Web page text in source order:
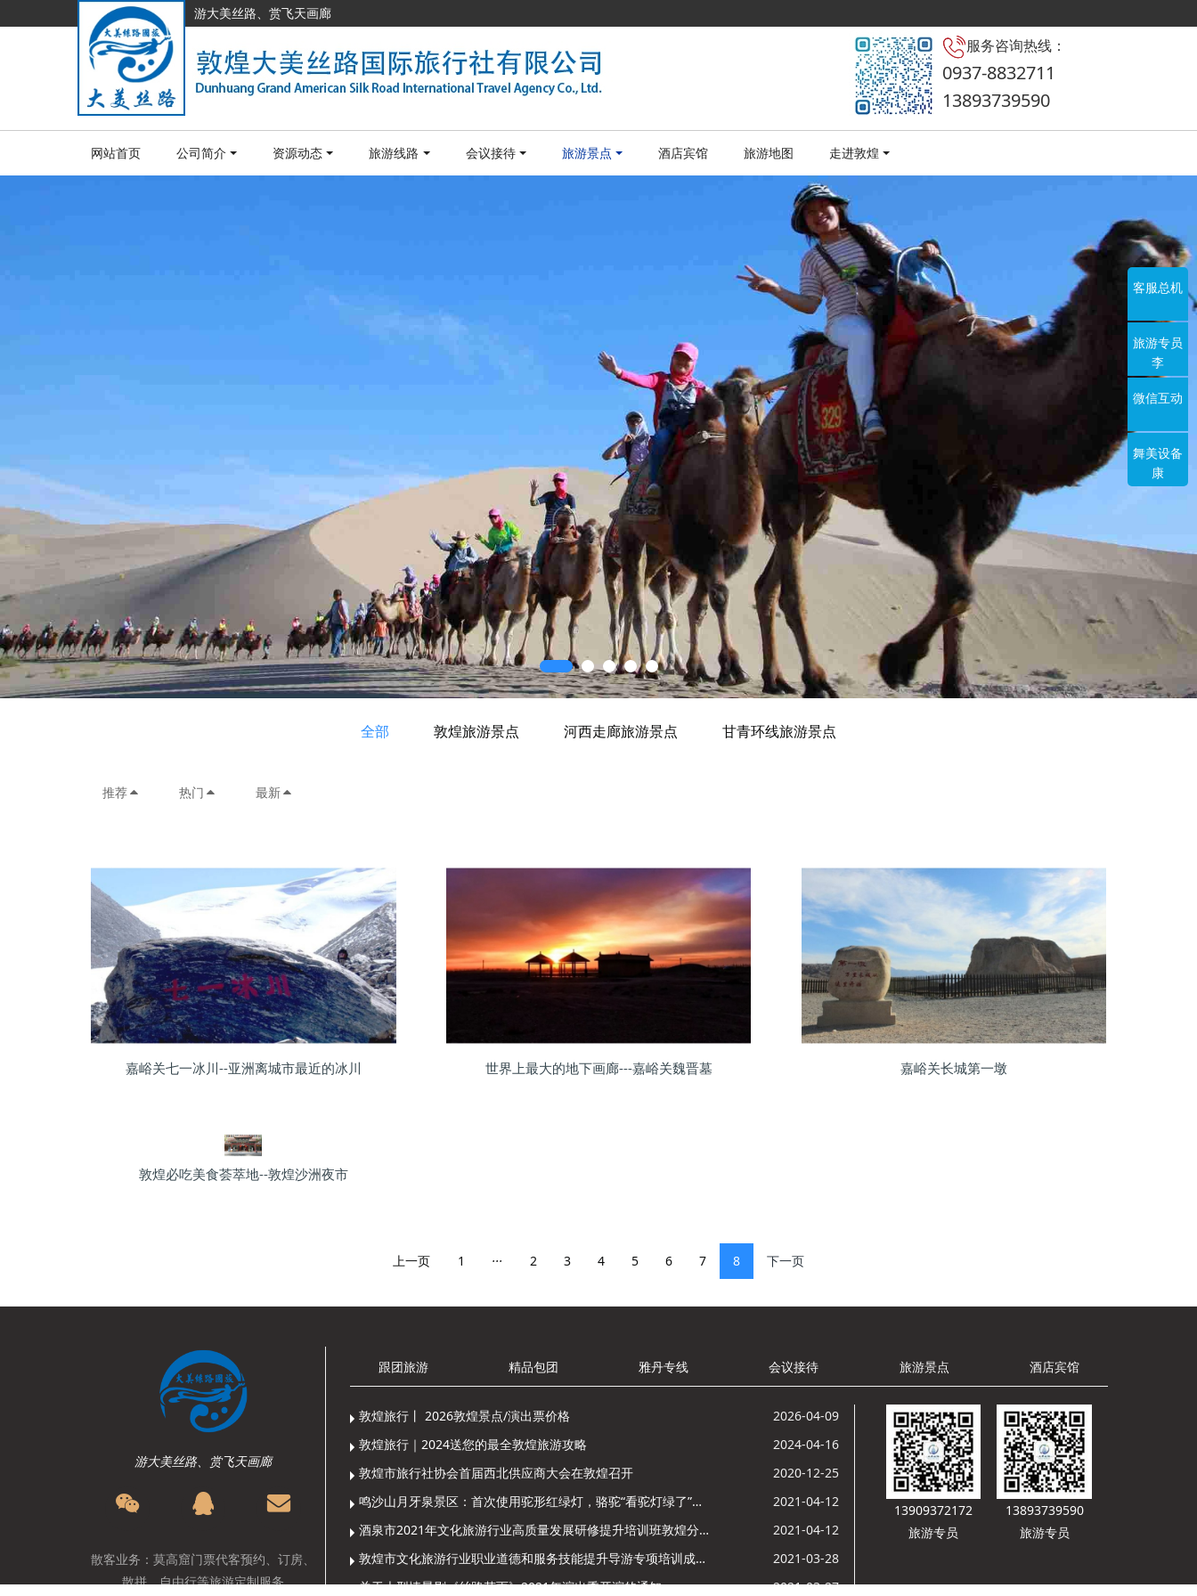
游大美丝路、赏飞天画廊
服务咨询热线：
0937-8832711
13893739590
网站首页 公司简介 资源动态 旅游线路 会议接待 旅游景点 酒店宾馆 旅游地图 走进敦煌
全部 敦煌旅游景点 河西走廊旅游景点 甘青环线旅游景点
推荐 热门 最新
嘉峪关七一冰川--亚洲离城市最近的冰川 世界上最大的地下画廊---嘉峪关魏晋墓 嘉峪关长城第一墩
敦煌必吃美食荟萃地--敦煌沙洲夜市
上一页 1 ... 2 3 4 5 6 7 8 下一页
游大美丝路、赏飞天画廊
散客业务：莫高窟门票代客预约、订房、
散拼、自由行等旅游定制服务
跟团旅游 精品包团 雅丹专线 会议接待 旅游景点 酒店宾馆
敦煌旅行丨 2026敦煌景点/演出票价格
2026-04-09
敦煌旅行｜2024送您的最全敦煌旅游攻略
2024-04-16
敦煌市旅行社协会首届西北供应商大会在敦煌召开
2020-12-25
鸣沙山月牙泉景区：首次使用驼形红绿灯，骆驼“看驼灯绿了”走起来
2021-04-12
酒泉市2021年文化旅游行业高质量发展研修提升培训班敦煌分训点开班
2021-04-12
敦煌市文化旅游行业职业道德和服务技能提升导游专项培训成功举办
2021-03-28
关于大型情景剧《丝路花雨》2021年演出季开演的通知
2021-03-27
13909372172
旅游专员
13893739590
旅游专员
客服总机
旅游专员
李
微信互动
舞美设备
康